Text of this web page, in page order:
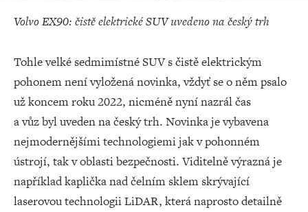
Volvo EX90: čistě elektrické SUV uvedeno na český trh
Tohle velké sedmimístné SUV s čistě elektrickým
pohonem není vyložená novinka, vždyť se o něm psalo
už koncem roku 2022, nicméně nyní nazrál čas
a vůz byl uveden na český trh. Novinka je vybavena
nejmodernějšími technologiemi jak v pohonném
ústrojí, tak v oblasti bezpečnosti. Viditelně výrazná je
například kaplička nad čelním sklem skrývající
laserovou technologii LiDAR, která naprosto detailně